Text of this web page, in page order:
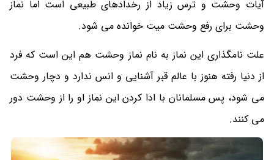
آیات وحشت و ترس زیاد از رخداد‌های طبیعی است اما نماز
وحشت برای رفع وحشت میت خوانده می شود.
علت نامگذاری این نماز به نام نماز وحشت هم این است که فرد
از دنیا رفته هنوز با عالم قبر آشنایی و انس ندارد و دچار وحشت
می شود، پس مسلمانان با ادا کردن این نماز او را از وحشت دور
می کنند.